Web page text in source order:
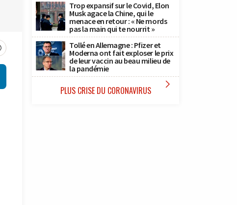
Trop expansif sur le Covid, Elon
Musk agace la Chine, qui le
menace en retour : « Ne mords
pas la main qui te nourrit »
Tollé en Allemagne : Pfizer et
Moderna ont fait exploser le prix
de leur vaccin au beau milieu de
la pandémie
PLUS CRISE DU CORONAVIRUS 